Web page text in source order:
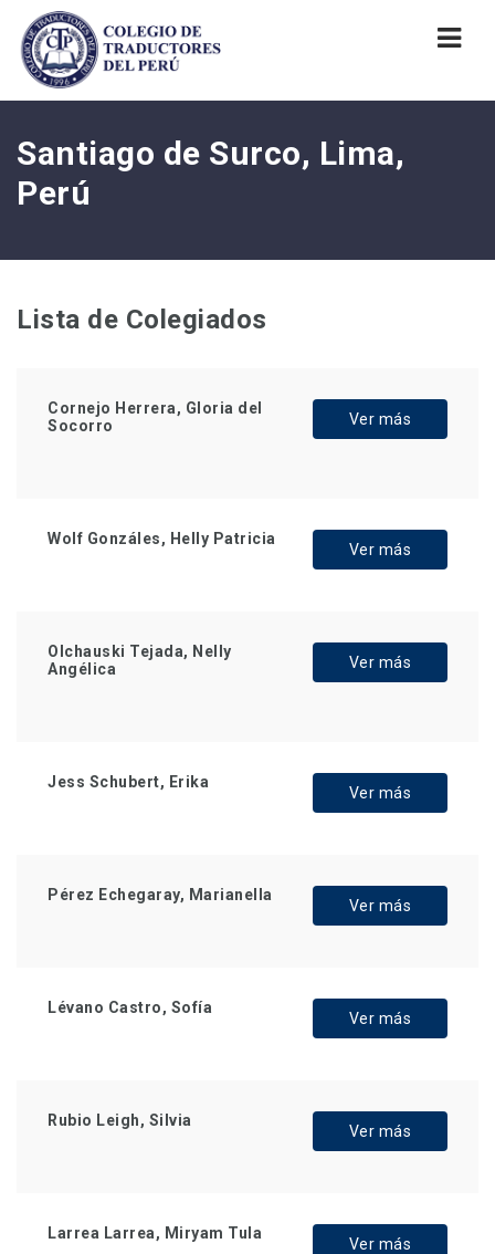
Santiago de Surco, Lima,
Perú
Lista de Colegiados
Cornejo Herrera, Gloria del
Socorro
Ver más
Wolf Gonzáles, Helly Patricia
Ver más
Olchauski Tejada, Nelly
Angélica
Ver más
Jess Schubert, Erika
Ver más
Pérez Echegaray, Marianella
Ver más
Lévano Castro, Sofía
Ver más
Rubio Leigh, Silvia
Ver más
Larrea Larrea, Miryam Tula
Ver más